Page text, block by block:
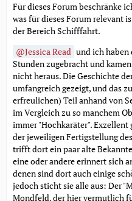
Für dieses Forum beschränke
was für dieses Forum relevant
der Bereich Schifffahrt.
Jessica Read und ich
Stunden zugebracht und
nicht heraus. Die Geschichte
umfangreich gezeigt, und das
erfreulichen) Teil anhand von
im Vergleich zu so manchem
immer "Hochkaräter".
der jeweiligen Fertigstellung
trifft dort ein paar alte
eine oder andere erinnert sich
denen sind dort auch einige
jedoch sticht sie alle aus: Der
Mondfeld, der hier vermutlich